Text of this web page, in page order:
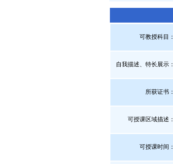
可教授科目：
自我描述、特长展示 ：
所获证书 ：
可授课区域描述：
可授课时间：